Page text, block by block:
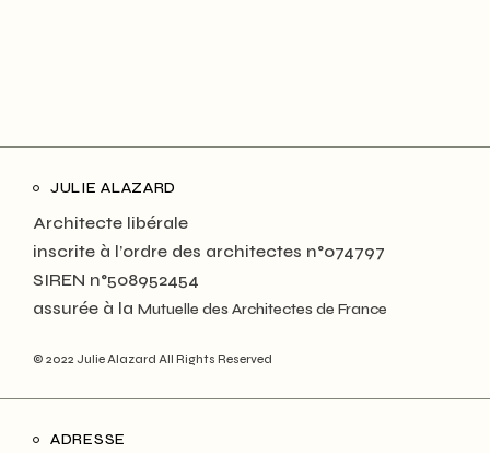
JULIE ALAZARD
Architecte libérale
inscrite à l’ordre des architectes n°074797
SIREN n°508952454
assurée à la Mutuelle des Architectes de France
© 2022 Julie Alazard All Rights Reserved
ADRESSE